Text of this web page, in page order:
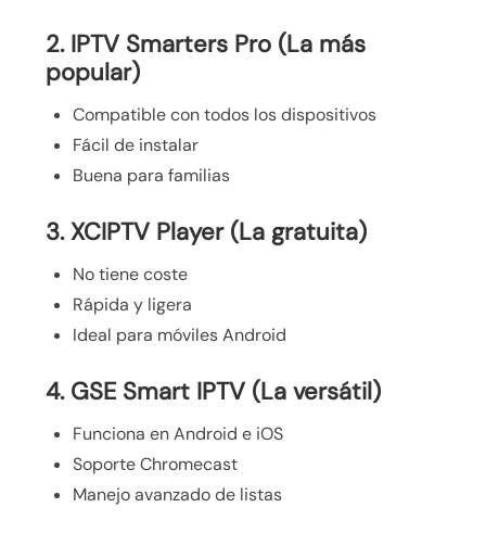
2. IPTV Smarters Pro (La más
popular)
Compatible con todos los dispositivos
Fácil de instalar
Buena para familias
3. XCIPTV Player (La gratuita)
No tiene coste
Rápida y ligera
Ideal para móviles Android
4. GSE Smart IPTV (La versátil)
Funciona en Android e iOS
Soporte Chromecast
Manejo avanzado de listas